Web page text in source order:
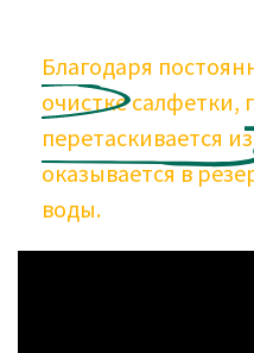
Благодаря
очисткесалфетки,
перетаскивается из
оказывается в
воды.